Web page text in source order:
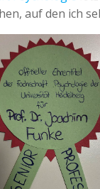
auf den ich